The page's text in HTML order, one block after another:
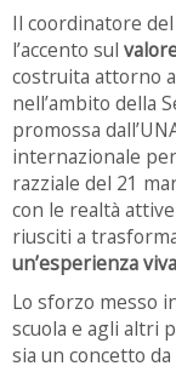
Il coordinatore
l’accento sul
costruita attorno
nell’ambito della
promossa
internazionale
razziale del 21
con le realtà
riusciti a
un’esperienza
Lo sforzo messo
scuola e agli altri
sia un concetto